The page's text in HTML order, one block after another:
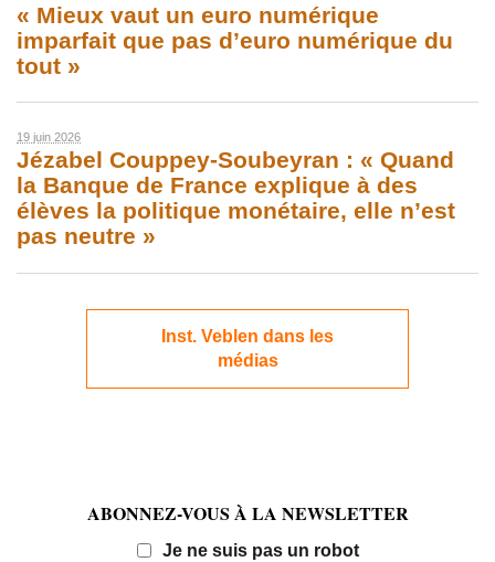
« Mieux vaut un euro numérique
imparfait que pas d’euro numérique du
tout »
19 juin 2026
Jézabel Couppey-Soubeyran : « Quand
la Banque de France explique à des
élèves la politique monétaire, elle n’est
pas neutre »
Inst. Veblen dans les
médias
ABONNEZ-VOUS À LA NEWSLETTER
Je ne suis pas un robotEmail